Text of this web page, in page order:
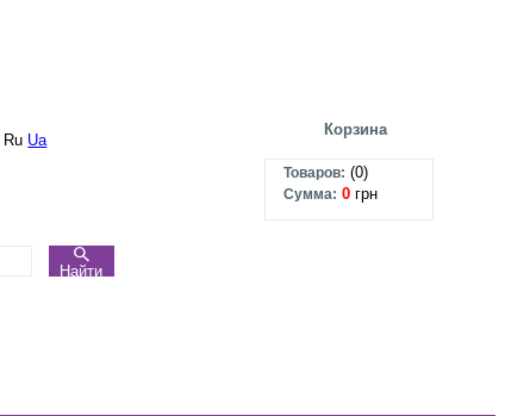
Ru Ua
Найти
Корзина
Товаров: (0)
Сумма: 0 грн